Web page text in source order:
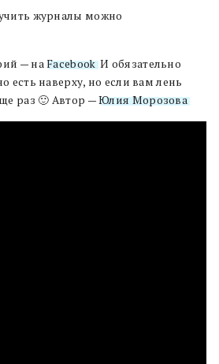
журналы можно
— наFacebook. И обязательно
есть наверху, но если вам лень
раз 🙂 Автор —Юлия Морозова.